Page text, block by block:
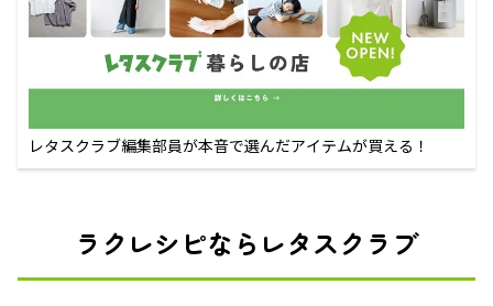
レタスクラブ編集部員が本音で選んだアイテムが買える！
ラクレシピならレタスクラブ